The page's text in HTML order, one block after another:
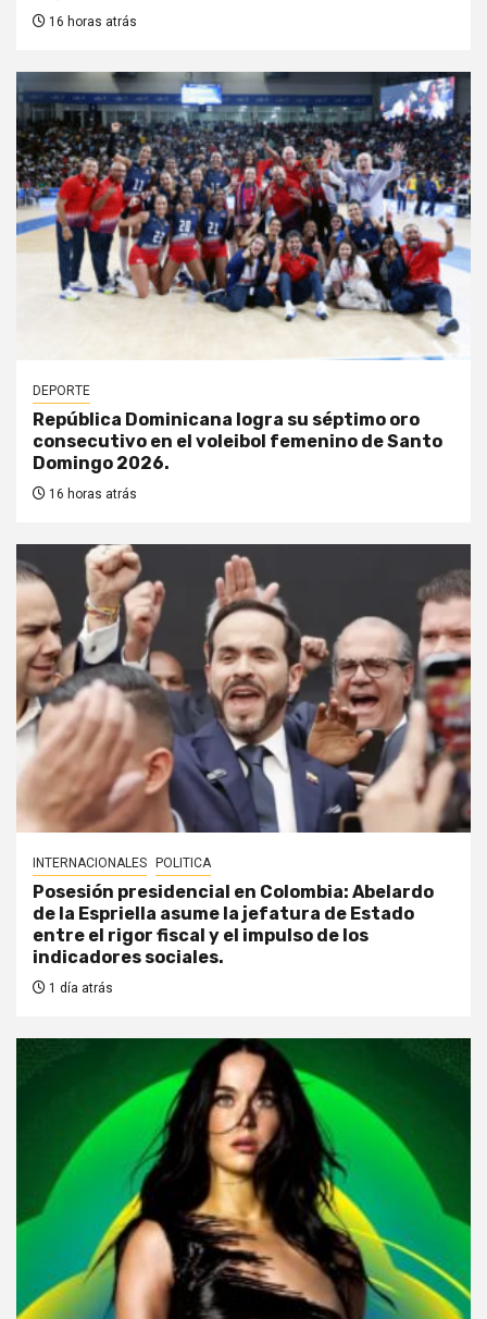
16 horas atrás
DEPORTE
República Dominicana logra su séptimo oro
consecutivo en el voleibol femenino de Santo
Domingo 2026.
16 horas atrás
INTERNACIONALES POLITICA
Posesión presidencial en Colombia: Abelardo
de la Espriella asume la jefatura de Estado
entre el rigor fiscal y el impulso de los
indicadores sociales.
1 día atrás